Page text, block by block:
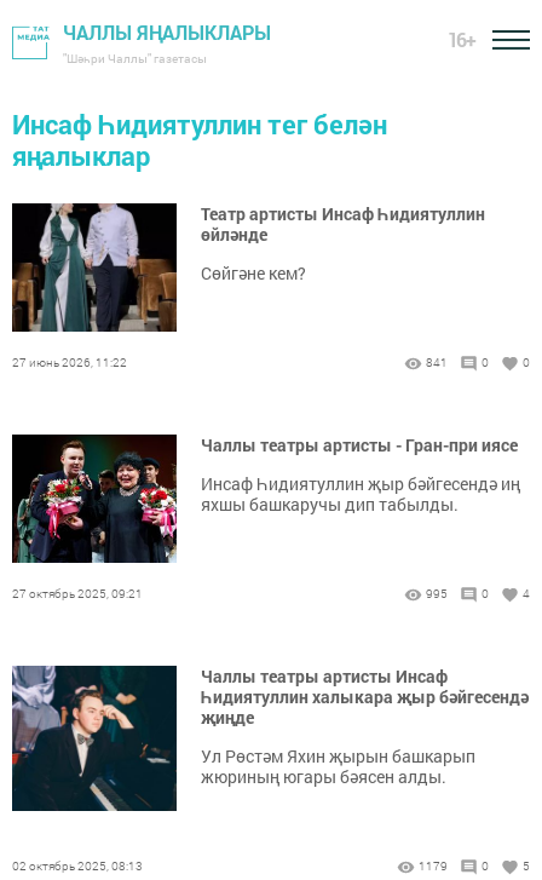
ЧАЛЛЫ ЯҢАЛЫКЛАРЫ
"Шәһри Чаллы" газетасы
16+
Инсаф Һидиятуллин тег белән
яңалыклар
Театр артисты Инсаф Һидиятуллин
өйләнде
Сөйгәне кем?
27 июнь 2026, 11:22 841 0 0
Чаллы театры артисты - Гран-при иясе
Инсаф Һидиятуллин җыр бәйгесендә иң
яхшы башкаручы дип табылды.
27 октябрь 2025, 09:21 995 0 4
Чаллы театры артисты Инсаф
Һидиятуллин халыкара җыр бәйгесендә
җиңде
Ул Рөстәм Яхин җырын башкарып
жюриның югары бәясен алды.
02 октябрь 2025, 08:13 1179 0 5